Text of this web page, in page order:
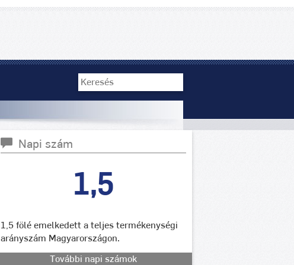
Napi szám
1,5
1,5 fölé emelkedett a teljes termékenységi
arányszám Magyarországon.
További napi számok